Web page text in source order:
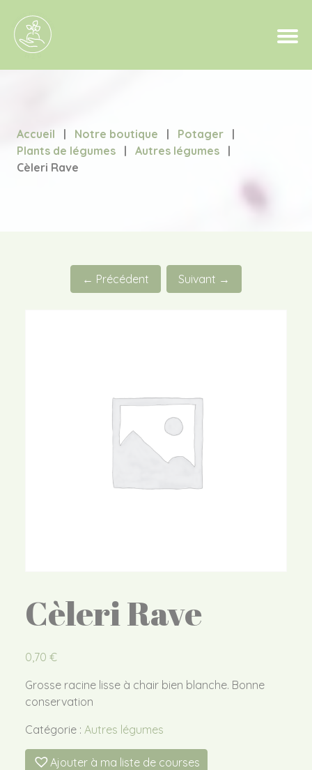
Accueil | Notre boutique | Potager
|
Plants de légumes
| Autres légumes
|
Cèleri Rave
← Précédent Suivant →
Cèleri Rave
0,70 €
Grosse racine lisse à chair bien blanche. Bonne
conservation
Catégorie : Autres légumes
Ajouter à ma liste de courses